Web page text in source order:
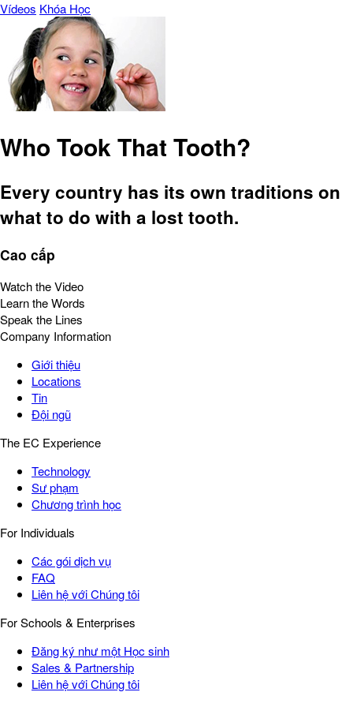
Vídeos Khóa Học
Who Took That Tooth?
Every country has its own traditions on
what to do with a lost tooth.
Cao cấp
Watch the Video
Learn the Words
Speak the Lines
Company Information
Giới thiệu
Locations
Tin
Đội ngũ
The EC Experience
Technology
Sư phạm
Chương trình học
For Individuals
Các gói dịch vụ
FAQ
Liên hệ với Chúng tôi
For Schools & Enterprises
Đăng ký như một Học sinh
Sales & Partnership
Liên hệ với Chúng tôi